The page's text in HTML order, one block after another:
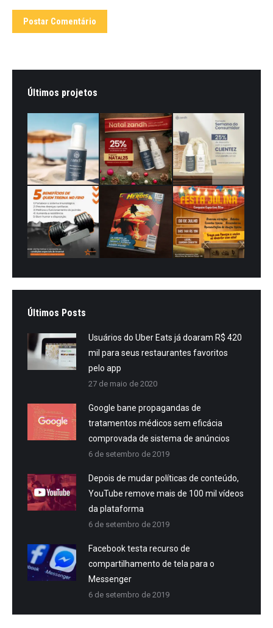
Postar Comentário
Últimos projetos
Últimos Posts
Usuários do Uber Eats já doaram R$ 420
mil para seus restaurantes favoritos
pelo app
27 de maio de 2020
Google bane propagandas de
tratamentos médicos sem eficácia
comprovada de sistema de anúncios
6 de setembro de 2019
Depois de mudar políticas de conteúdo,
YouTube remove mais de 100 mil vídeos
da plataforma
6 de setembro de 2019
Facebook testa recurso de
compartilhamento de tela para o
Messenger
6 de setembro de 2019